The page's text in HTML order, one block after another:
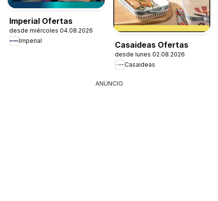
Imperial Ofertas
desde miércoles 04.08.2026
Imperial
Casaideas Ofertas
desde lunes 02.08.2026
Casaideas
ANUNCIO